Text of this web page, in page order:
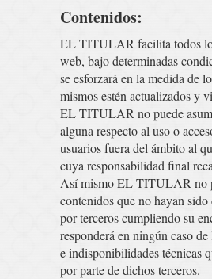
Contenidos:
EL TITULAR facilita todos
web, bajo determinadas
se esforzará en la medida de
mismos estén actualizados y
EL TITULAR no puede
alguna respecto al uso o
usuarios fuera del ámbito al
cuya responsabilidad final
Así mismo EL TITULAR no
contenidos que no hayan
por terceros cumpliendo su
responderá en ningún caso
e indisponibilidades técnicas
por parte de dichos terceros.